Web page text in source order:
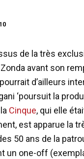
de la très
avant son
d’ailleurs
‘poursuit la
Cinque, qui elle
est apparue la
50 ans de la
un one-off